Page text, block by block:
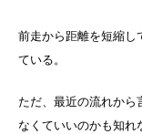
前走から距離を短縮し
ている。
ただ、最近の流れから
なくていいのかも知れ